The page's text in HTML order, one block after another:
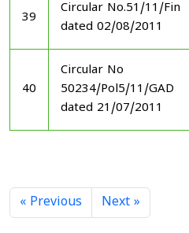
39
Circular No.51/11/Fin
dated 02/08/2011
40
Circular No
50234/Pol5/11/GAD
dated 21/07/2011
« Previous Next »